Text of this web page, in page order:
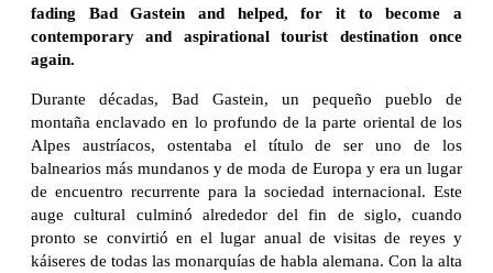
fading Bad Gastein and helped, for it to become a
contemporary and aspirational tourist destination once
again.
Durante décadas, Bad Gastein, un pequeño pueblo de
montaña enclavado en lo profundo de la parte oriental de los
Alpes austríacos, ostentaba el título de ser uno de los
balnearios más mundanos y de moda de Europa y era un lugar
de encuentro recurrente para la sociedad internacional. Este
auge cultural culminó alrededor del fin de siglo, cuando
pronto se convirtió en el lugar anual de visitas de reyes y
káiseres de todas las monarquías de habla alemana. Con la alta